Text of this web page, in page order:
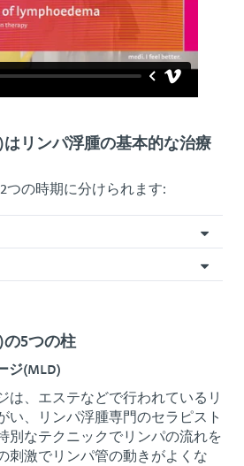
リンパ浮腫の基本的な治療
つの時期に分けられます:
排出して腕や脚を細くするため
い腕や脚のむくみが取れたら、
、基本的に一生続けていくこと
て複合的理学療法の中の治療を
は、弾性ストッキングに変えて
運動療法も大切です。
の5つの柱
ジ(MLD)
は、エステなどで行われているリ
い、リンパ浮腫専門のセラピスト
別なテクニックでリンパの流れを
刺激でリンパ管の動きがよくな